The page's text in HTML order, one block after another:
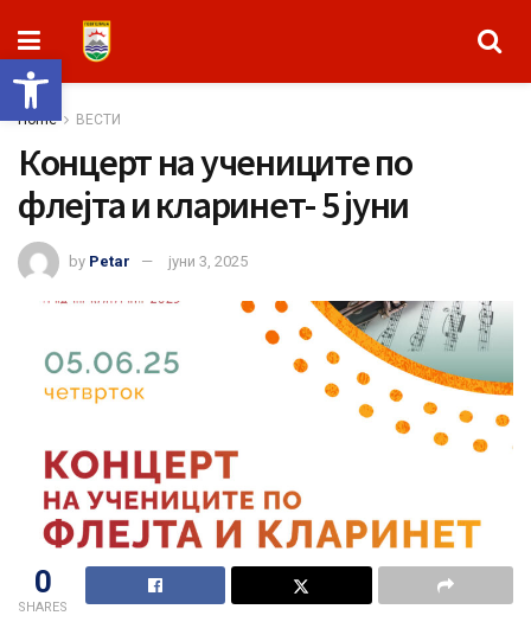
Open toolbar
Home ВЕСТИ
Концерт на учениците по
флејта и кларинет- 5 јуни
by Petar јуни 3, 2025
0
SHARES